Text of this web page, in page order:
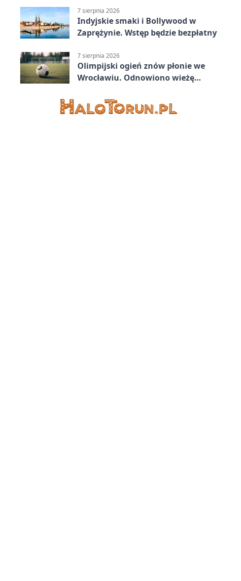
7 sierpnia 2026
Indyjskie smaki i Bollywood w
Zaprężynie. Wstęp będzie bezpłatny
7 sierpnia 2026
Olimpijski ogień znów płonie we
Wrocławiu. Odnowiono wieżę